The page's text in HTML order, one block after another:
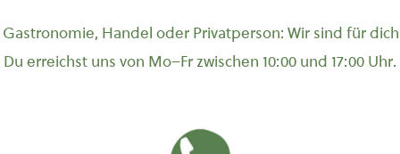
Handel oder Privatperson: Wir sind für
Du erreichst uns von Mo–Fr zwischen 10:00 und 17:00 Uhr.